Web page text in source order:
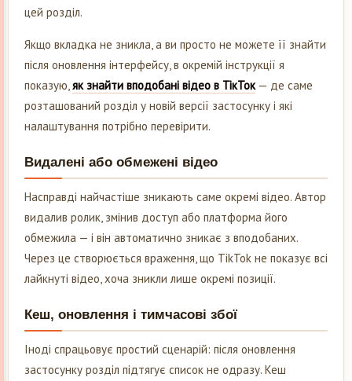
цей розділ.
Якщо вкладка не зникла, а ви просто не можете її знайти
після оновлення інтерфейсу, в окремій інструкції я
показую,як знайти вподобані відео в ТікТок— де саме
розташований розділ у новій версії застосунку і які
налаштування потрібно перевірити.
Видалені або обмежені відео
Насправді найчастіше зникають саме окремі відео. Автор
видалив ролик, змінив доступ або платформа його
обмежила — і він автоматично зникає з вподобаних.
Через це створюється враження, що TikTok не показує всі
лайкнуті відео, хоча зникли лише окремі позиції.
Кеш, оновлення і тимчасові збої
Іноді спрацьовує простий сценарій: після оновлення
застосунку розділ підтягує список не одразу. Кеш